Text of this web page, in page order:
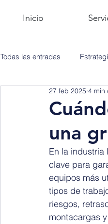
Inicio
Todas las entradas
Mantenimiento
una
27 feb 2025 4 min
En la
clave para
equipos más
tipos de
riesgos,
montacargas